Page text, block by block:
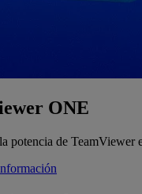
ONE
potencia de TeamViewer